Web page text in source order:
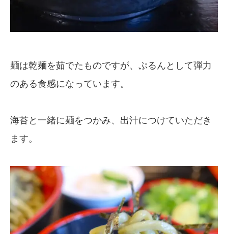
麺は乾麺を茹でたものですが、ぷるんとして弾力
のある食感になっています。
海苔と一緒に麺をつかみ、出汁につけていただき
ます。